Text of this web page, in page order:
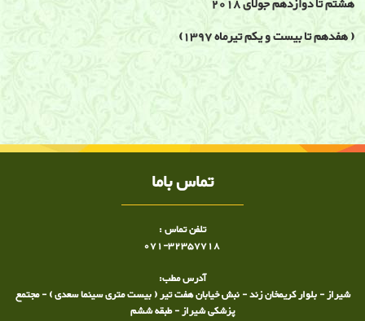
هشتم تا دوازدهم جولای 2018
( هفدهم تا بیست و یکم تیرماه 1397)
کنگره طب فیزیکی و توانبخشی, سمینار, کارگاه آموزشی, ارزیابی پاسچر, دفورمیتی
های اندام تحتانی, کنفرانس طب فیزیکی و توانبخشی
تماس باما
تلفن تماس :
071-32357718
آدرس مطب:
شیراز - بلوار کریمخان زند - نبش خیابان هفت تیر ( بیست متری سینما سعدی ) - مجتمع
پزشکی شیراز - طبقه ششم